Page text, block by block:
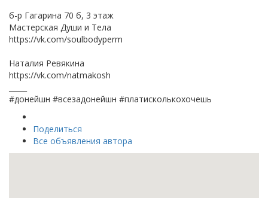
б-р Гагарина 70 б, 3 этаж
Мастерская Души и Тела
https://vk.com/soulbodyperm
Наталия Ревякина
https://vk.com/natmakosh
#донейшн #всезадонейшн #платисколькохочешь
Поделиться
Все объявления автора